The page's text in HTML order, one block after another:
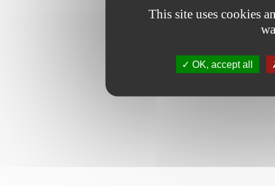
This site uses cookies
OK, accept all